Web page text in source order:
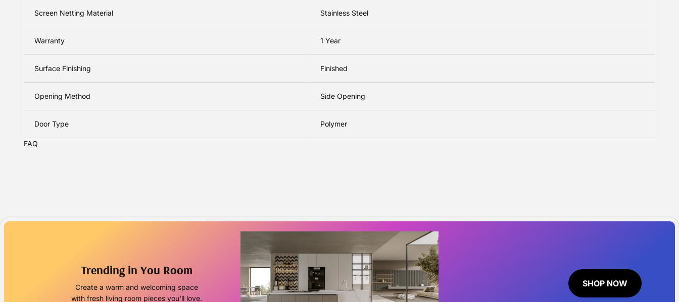
Screen Netting Material Stainless Steel
Warranty 1 Year
Surface Finishing Finished
Opening Method Side Opening
Door Type Polymer
FAQ
Trending in You Room
Create a warm and welcoming space
with fresh living room pieces you'll love.
SHOP NOW